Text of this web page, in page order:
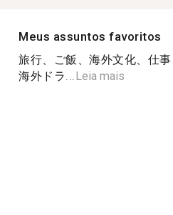
Meus assuntos favoritos
旅行、ご飯、海外文化、仕
海外ドラ...Leia mais